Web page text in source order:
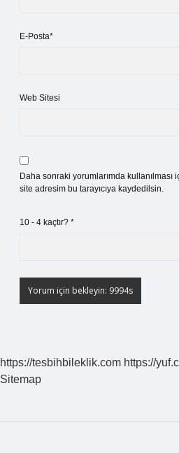
E-Posta*
Web Sitesi
Daha sonraki yorumlarımda kullanılması
site adresim bu tarayıcıya kaydedilsin.
10 - 4 kaçtır? *
https://tesbihbileklik.com https://
Sitemap